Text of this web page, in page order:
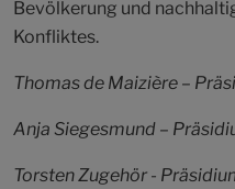
Bevölkerung und
Konfliktes.
Thomas de Maizière –
Anja Siegesmund –
Torsten Zugehör -